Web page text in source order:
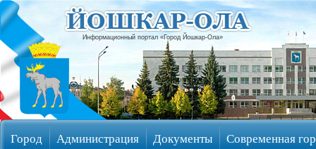
Информационный портал «Город Йошкар-Ола»
Город Администрация Документы Современная